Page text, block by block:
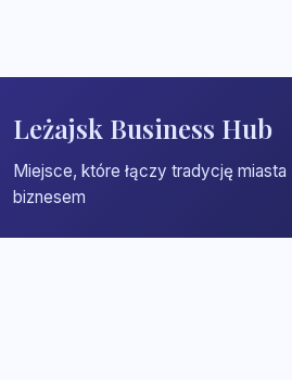
Leżajsk Business Hub
Miejsce, które łączy tradycję miasta
biznesem